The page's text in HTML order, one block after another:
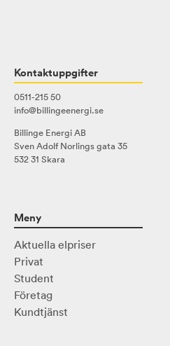
Kontaktuppgifter
0511-215 50
info@billingeenergi.se
Billinge Energi AB
Sven Adolf Norlings gata 35
532 31 Skara
Meny
Aktuella elpriser
Privat
Student
Företag
Kundtjänst